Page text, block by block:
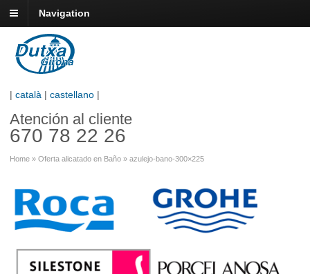
Navigation
| català | castellano |
Atención al cliente
670 78 22 26
Home » Oferta alicatado en Baño » azulejo-bano-300×225